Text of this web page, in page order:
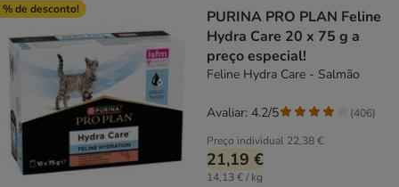
% de desconto!
PURINA PRO PLAN Feline
Hydra Care 20 x 75 g a
preço especial!
Feline Hydra Care - Salmão
Preço individual 22,38 €
21,19 €
14,13 € / kg
Avaliar: 4.2/5 (406)